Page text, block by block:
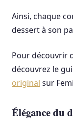
Ainsi, chaque
dessert à son
Pour découvrir
découvrez le
original sur
Élégance du